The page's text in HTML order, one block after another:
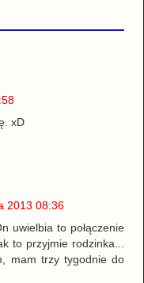
xD
2013 08:36
uwielbia to połączenie
to przyjmie rodzinka...
mam trzy tygodnie do